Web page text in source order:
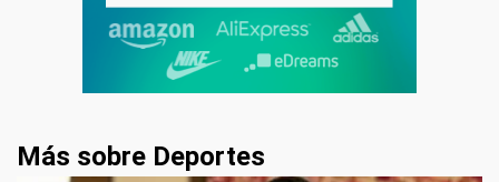
Más sobre Deportes